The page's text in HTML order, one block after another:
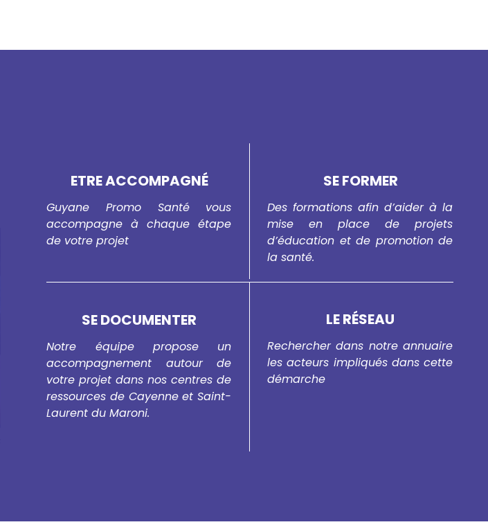
ETRE ACCOMPAGNÉ
Guyane Promo Santé vous
accompagne à chaque étape
de votre projet
SE FORMER
Des formations afin d’aider à la
mise en place de projets
d’éducation et de promotion de
la santé.
SE DOCUMENTER
Notre équipe propose un
accompagnement autour de
votre projet dans nos centres de
ressources de Cayenne et Saint-
Laurent du Maroni.
LE RÉSEAU
Rechercher dans notre annuaire
les acteurs impliqués dans cette
démarche